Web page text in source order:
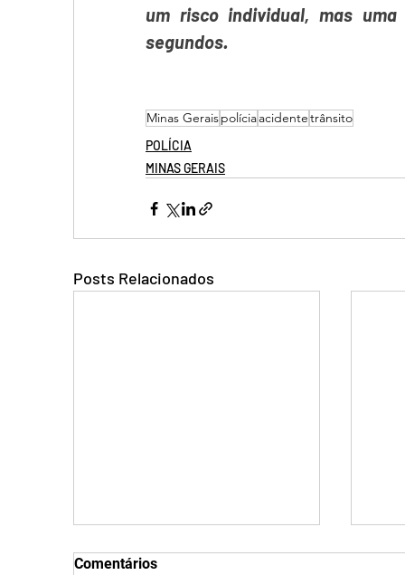
um risco individual, mas
segundos.
Minas Geraispolíciaacidentetrânsito
POLÍCIA
MINAS GERAIS
Posts Relacionados
Comentários